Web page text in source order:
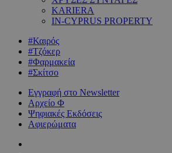
KARIERA
IN-CYPRUS PROPERTY
#Καιρός
#Τζόκερ
#Φαρμακεία
#Σκίτσο
Εγγραφή στο Newsletter
Αρχείο Φ
Ψηφιακές Εκδόσεις
Αφιερώματα